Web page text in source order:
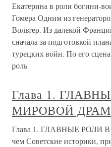
Екатерина в роли богини-
Гомера Одним из
Вольтер. Из далекой
сначала за подготовкой
турецких войн. По его
роль
Глава 1.
МИРОВОЙ
Глава 1. ГЛАВНЫЕ РОЛИ
чем Советские историки,